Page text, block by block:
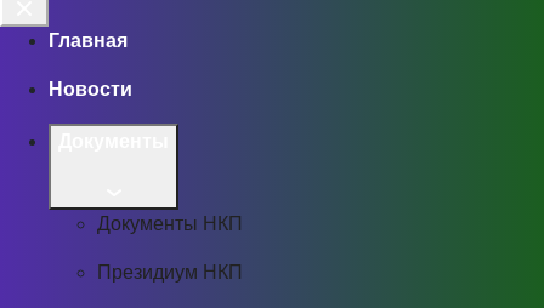
Главная
Новости
Документы НКП
Президиум НКП